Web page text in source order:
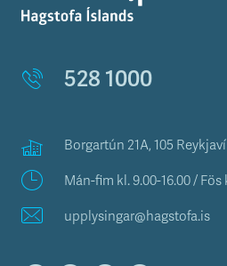
528 1000
Borgartún 21A, 105
Mán-fim kl. 9.00-16.00 / Fös
upplysingar@hagstofa.is